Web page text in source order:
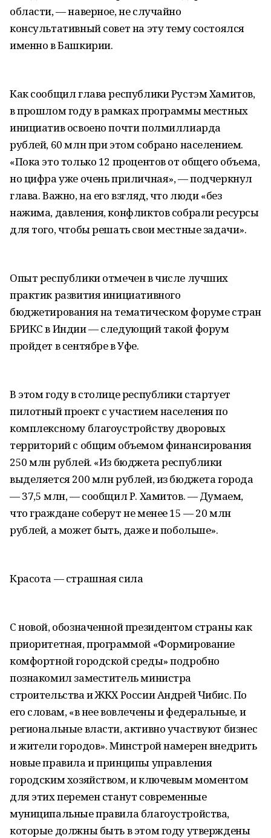
области, — наверное, не случайно
консультативный совет на эту тему состоялся
именно в Башкирии.
Как сообщил глава республики Рустэм Хамитов,
в прошлом году в рамках программы местных
инициатив освоено почти полмиллиарда
рублей, 60 млн при этом собрано населением.
«Пока это только 12 процентов от общего объема,
но цифра уже очень приличная», — подчеркнул
глава. Важно, на его взгляд, что люди «без
нажима, давления, конфликтов собрали ресурсы
для того, чтобы решать свои местные задачи».
Опыт республики отмечен в числе лучших
практик развития инициативного
бюджетирования на тематическом форуме стран
БРИКС в Индии — следующий такой форум
пройдет в сентябре в Уфе.
В этом году в столице республики стартует
пилотный проект с участием населения по
комплексному благоустройству дворовых
территорий с общим объемом финансирования
250 млн рублей. «Из бюджета республики
выделяется 200 млн рублей, из бюджета города
— 37,5 млн, — сообщил Р. Хамитов. — Думаем,
что граждане соберут не менее 15 — 20 млн
рублей, а может быть, даже и побольше».
Красота — страшная сила
С новой, обозначенной президентом страны как
приоритетная, программой «Формирование
комфортной городской среды» подробно
познакомил заместитель министра
строительства и ЖКХ России Андрей Чибис. По
его словам, «в нее вовлечены и федеральные, и
региональные власти, активно участвуют бизнес
и жители городов». Минстрой намерен внедрить
новые правила и принципы управления
городским хозяйством, и ключевым моментом
для этих перемен станут современные
муниципальные правила благоустройства,
которые должны быть в этом году утверждены